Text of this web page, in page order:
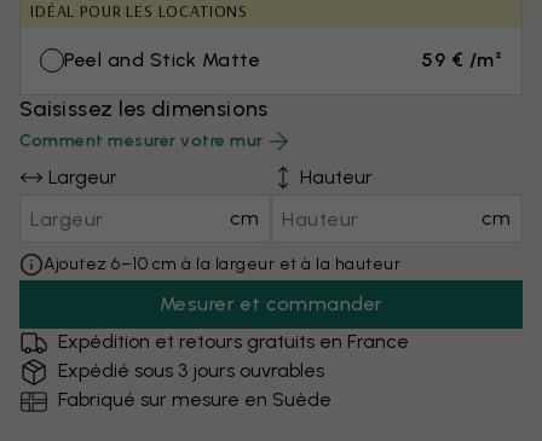
IDÉAL POUR LES LOCATIONS
Peel and Stick Matte 59 € /m²
Saisissez les dimensions
Comment mesurer votre mur
Largeur
cm
Hauteur
cm
Ajoutez 6–10 cm à la largeur et à la hauteur
Mesurer et commander
Expédition et retours gratuits en France
Expédié sous 3 jours ouvrables
Fabriqué sur mesure en Suède